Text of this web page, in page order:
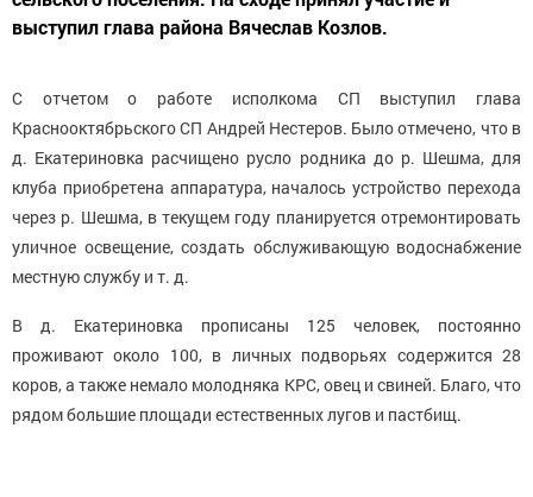
выступил глава района Вячеслав Козлов.
С отчетом о работе исполкома СП выступил глава
Краснооктябрьского СП Андрей Нестеров. Было отмечено, что в
д. Екатериновка расчищено русло родника до р. Шешма, для
клуба приобретена аппаратура, началось устройство перехода
через р. Шешма, в текущем году планируется отремонтировать
уличное освещение, создать обслуживающую водоснабжение
местную службу и т. д.
В д. Екатериновка прописаны 125 человек, постоянно
проживают около 100, в личных подворьях содержится 28
коров, а также немало молодняка КРС, овец и свиней. Благо, что
рядом большие площади естественных лугов и пастбищ.